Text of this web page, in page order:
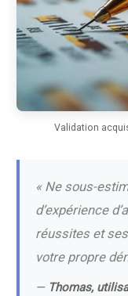
Validation
« Ne sous-
d’expérience
réussites et
votre propre
— Thomas,